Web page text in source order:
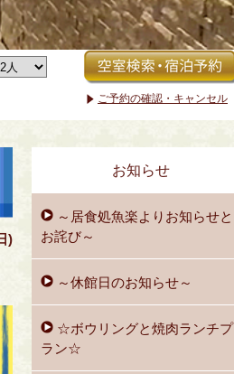
ご予約の確認・キャンセル
)
お知らせ
～居食処魚楽よりお知らせと
お詫び～
～休館日のお知らせ～
☆ボウリングと焼肉ランチプ
ラン☆